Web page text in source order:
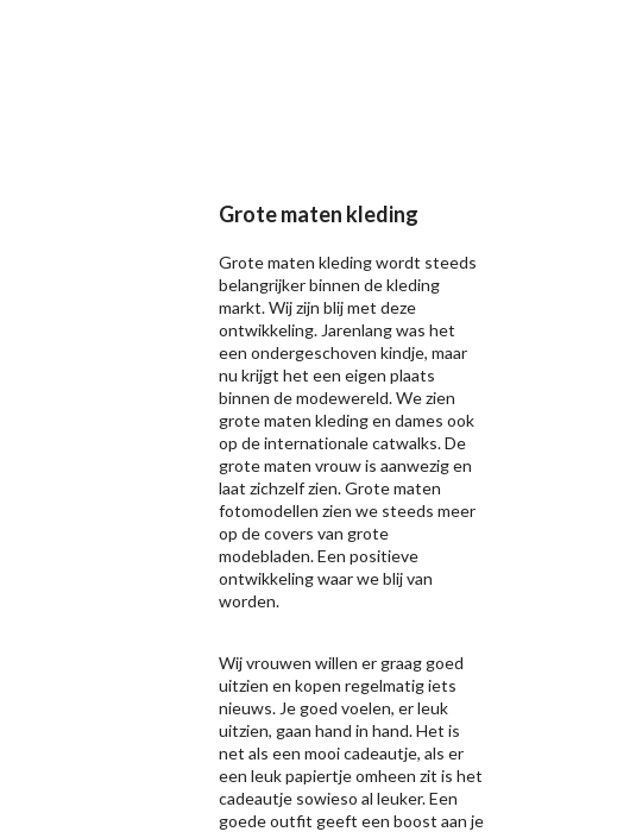
Grote maten kleding
Grote maten kleding wordt steeds
belangrijker binnen de kleding
markt. Wij zijn blij met deze
ontwikkeling. Jarenlang was het
een ondergeschoven kindje, maar
nu krijgt het een eigen plaats
binnen de modewereld. We zien
grote maten kleding en dames ook
op de internationale catwalks. De
grote maten vrouw is aanwezig en
laat zichzelf zien. Grote maten
fotomodellen zien we steeds meer
op de covers van grote
modebladen. Een positieve
ontwikkeling waar we blij van
worden.
Wij vrouwen willen er graag goed
uitzien en kopen regelmatig iets
nieuws. Je goed voelen, er leuk
uitzien, gaan hand in hand. Het is
net als een mooi cadeautje, als er
een leuk papiertje omheen zit is het
cadeautje sowieso al leuker. Een
goede outfit geeft een boost aan je